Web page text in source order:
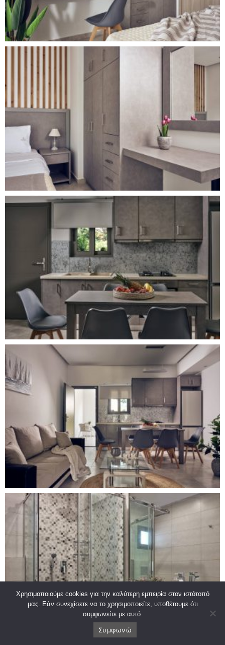
ΚΑΛΕΣΤΕ ΜΑΣ ΒΡΕΙΤΕ ΜΑΣ
Χρησιμοποιούμε cookies για την καλύτερη εμπειρία στον ιστότοπό
μας. Εάν συνεχίσετε να το χρησιμοποιείτε, υποθέτουμε ότι
συμφωνείτε με αυτό.
Συμφωνώ